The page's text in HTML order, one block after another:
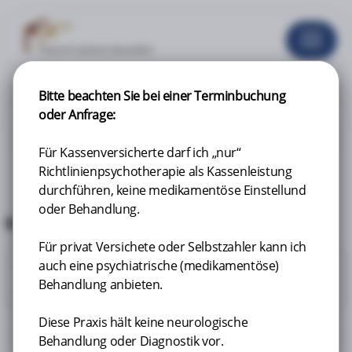
Willkommen auf unserer Online-Terminbuchungsseite. In wenigen
Schritten können Sie einen Termin bei uns online buchen. Wir
freuen uns auf Sie!
Bitte beachten Sie bei einer Terminbuchung
oder Anfrage:
Für Kassenversicherte darf ich „nur“
Richtlinienpsychotherapie als Kassenleistung
durchführen, keine medikamentöse Einstellund
oder Behandlung.
Für privat Versichete oder Selbstzahler kann ich
auch eine psychiatrische (medikamentöse)
Behandlung anbieten.
Diese Praxis hält keine neurologische
Behandlung oder Diagnostik vor.
Ihre Buchung
Leistungen
Bitte wählen Sie Ihre gewünschten Leistungen aus